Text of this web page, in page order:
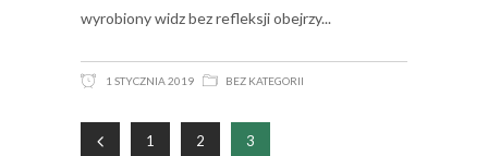
wyrobiony widz bez refleksji obejrzy
1 STYCZNIA 2019 BEZ KATEGORII
1 2 3